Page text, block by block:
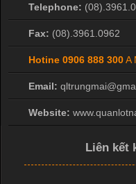
Telephone:
Fax: (08).3961.0962
Hotine 0906 888 300A
Email:
Website:
Liên kết